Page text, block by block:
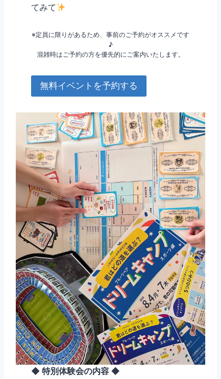
てみて
※定員に限りがあるため、事前のご予約がオススメです
♪
混雑時はご予約の方を優先的にご案内いたします。
無料イベントを予約する
◆ 特別体験会の内容 ◆